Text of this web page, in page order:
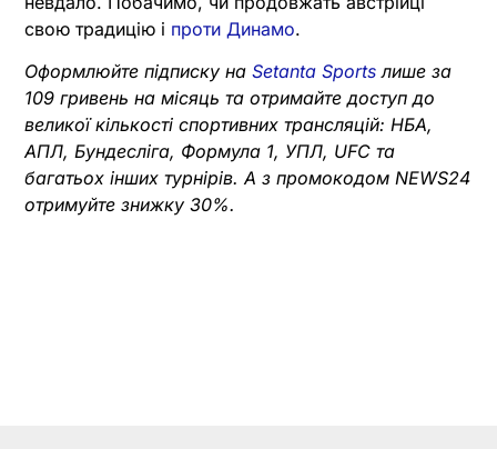
свою традицію і проти Динамо.
Оформлюйте підписку на Setanta Sports лише за
109 гривень на місяць та отримайте доступ до
великої кількості спортивних трансляцій: НБА,
АПЛ, Бундесліга, Формула 1, УПЛ, UFC та
багатьох інших турнірів. А з промокодом NEWS24
отримуйте знижку 30%.